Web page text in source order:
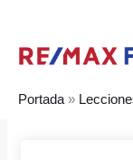
contenido
Portada »